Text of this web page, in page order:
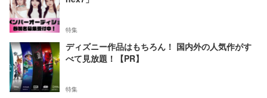
特集
ディズニー作品はもちろん！ 国内外の人気作がす
べて見放題！【PR】
特集